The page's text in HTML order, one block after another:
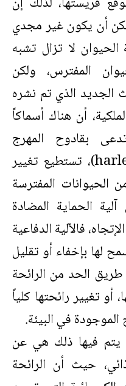
أن يكون غير مجدي
لا تزال تشبه
المفترس، ولكن
الجديد الذي تم نشره
أن هناك أسماكاً
بقادوح المهرج
(harlequin filefish)، تستطيع تغيير
الحيوانات المفترسة
الحماية المضادة
فالآلية الدفاعية
لها بإخفاء أو تقليل
الحد من الرائحة
أو تغيير رائحتها كلياً
الموجودة في البيئة.
يتم فيها ذلك هي عن
حيث أن الرائحة